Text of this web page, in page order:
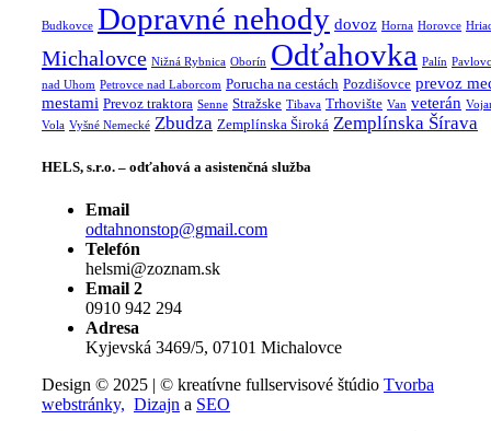
Budkovce Dopravné nehody dovoz Horna Horovce
Michalovce Nižná Rybnica Oborín Odťahovka Palín
nad Uhom Petrovce nad Laborcom Porucha na cestách Pozdišovce prevoz
mestami Prevoz traktora Senne Stražske Tibava Trhovište Van veterán
Vola Vyšné Nemecké Zbudza Zemplínska Široká Zemplínska Šírava
HELS, s.r.o. – odťahová a asistenčná služba
Email
odtahnonstop@gmail.com
Telefón
helsmi@zoznam.sk
Email 2
0910 942 294
Adresa
Kyjevská 3469/5, 07101 Michalovce
Design © 2025 | © kreatívne fullservisové štúdio Tvorba
webstránky, Dizajn a SEO